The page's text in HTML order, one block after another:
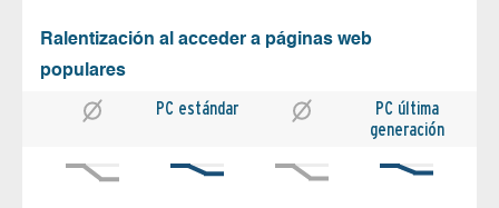
Ralentización al acceder a páginas web
populares
PC estándar
PC última
generación